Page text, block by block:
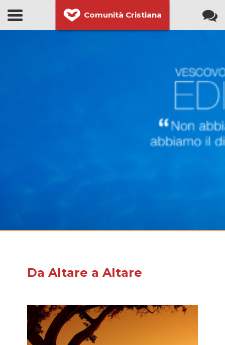
Comunità Cristiana
Da Altare a Altare